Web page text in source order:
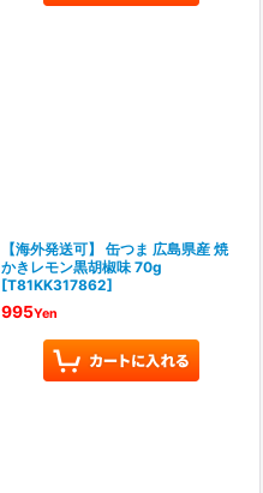
【海外発送可】 缶つま 広島県産 焼
かきレモン黒胡椒味 70g
[T81KK317862]
995Yen